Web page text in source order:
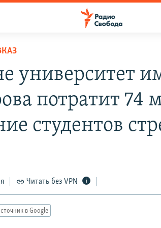
университет
потратит 74
студентов
Читать без VPN
в Google